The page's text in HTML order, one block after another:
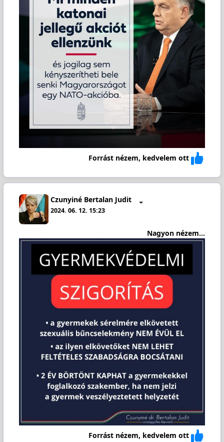
Forrást nézem, kedvelem ott
Czunyiné Bertalan Judit
2024. 06. 12. 15:23
Nagyon nézem...
Forrást nézem, kedvelem ott